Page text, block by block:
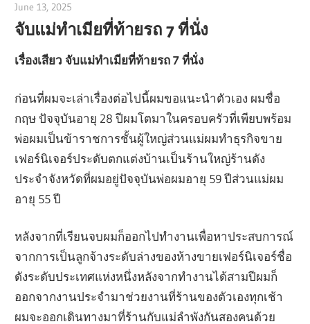
June 13, 2025
จับแม่ทำเมียที่ท้ายรถ 7 ที่นั่ง
เรื่องเสียว จับแม่ทำเมียที่ท้ายรถ 7 ที่นั่ง
ก่อนที่ผมจะเล่าเรื่องต่อไปนี้ผมขอแนะนำตัวเอง ผมชื่อ
กฤษ ปัจจุบันอายุ 28 ปีผมโตมาในครอบครัวที่เพียบพร้อม
พ่อผมเป็นข้าราชการชั้นผู้ใหญ่ส่วนแม่ผมทำธุรกิจขาย
เฟอร์นิเจอร์ประดับตกแต่งบ้านเป็นร้านใหญ่ร้านดัง
ประจำจังหวัดที่ผมอยู่ปัจจุบันพ่อผมอายุ 59 ปีส่วนแม่ผม
อายุ 55 ปี
หลังจากที่เรียนจบผมก็ออกไปทำงานเพื่อหาประสบการณ์
จากการเป็นลูกจ้างระดับล่างของห้างขายเฟอร์นิเจอร์ชื่อ
ดังระดับประเทศแห่งหนึ่งหลังจากทำงานได้สามปีผมก็
ออกจากงานประจำมาช่วยงานที่ร้านของตัวเองทุกเช้า
ผมจะออกเดินทางมาที่ร้านกับแม่ลำพังกันสองคนด้วย